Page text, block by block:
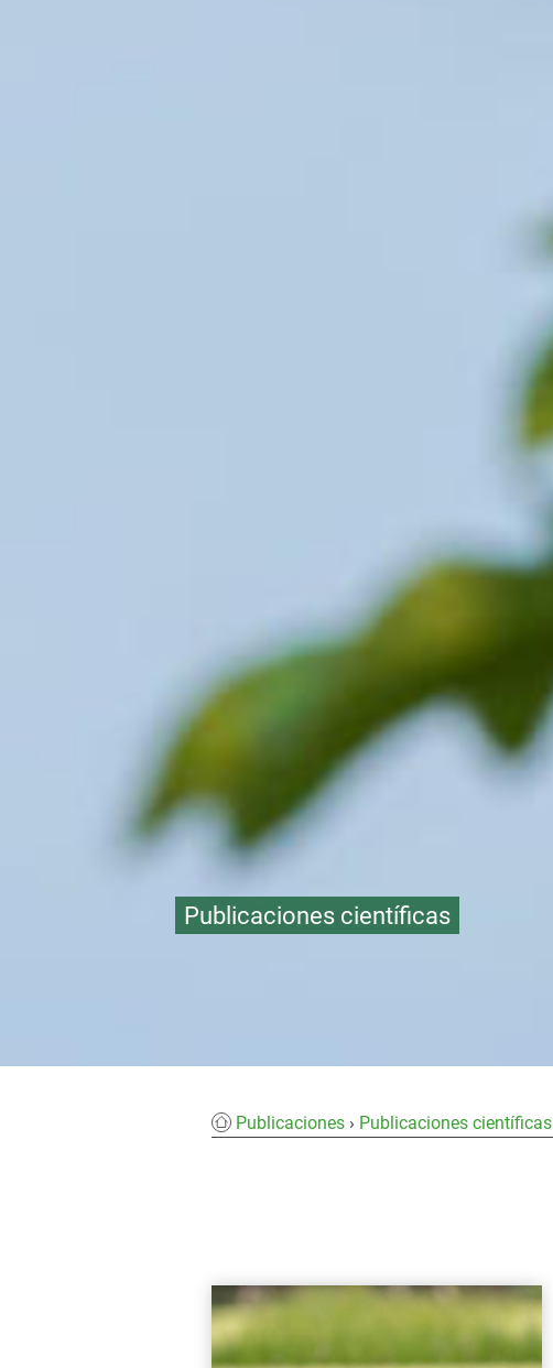
Publicaciones científicas
Publicaciones Publicaciones científicas